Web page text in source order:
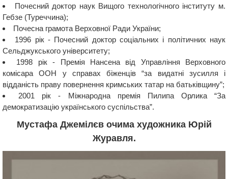
Почесний доктор наук Вищого технологічного інституту м.
Гебзе (Туреччина);
Почесна грамота Верховної Ради України;
1996 рік - Почесний доктор соціальних і політичних наук
Сельджукського університету;
1998 рік - Премія Нансена від Управління Верховного
комісара ООН у справах біженців “за видатні зусилля і
відданість праву повернення кримських татар на батьківщину”;
2001 рік - Міжнародна премія Пилипа Орлика “За
демократизацію українського суспільства”.
Мустафа Джемілєв очима художника Юрій
Журавля.